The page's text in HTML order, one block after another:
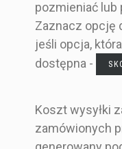
pozmieniać
Zaznacz opcję
jeśli opcja,
dostępna -
Koszt wysyłki
zamówionych